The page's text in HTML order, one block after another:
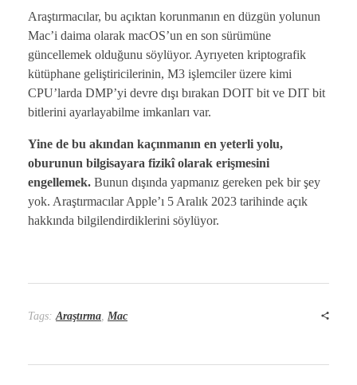
Araştırmacılar, bu açıktan korunmanın en düzgün yolunun
Mac’i daima olarak macOS’un en son sürümüne
güncellemek olduğunu söylüyor. Ayrıyeten kriptografik
kütüphane geliştiricilerinin, M3 işlemciler üzere kimi
CPU’larda DMP’yi devre dışı bırakan DOIT bit ve DIT bit
bitlerini ayarlayabilme imkanları var.
Yine de bu akından kaçınmanın en yeterli yolu,
oburunun bilgisayara fizikî olarak erişmesini
engellemek. Bunun dışında yapmanız gereken pek bir şey
yok. Araştırmacılar Apple’ı 5 Aralık 2023 tarihinde açık
hakkında bilgilendirdiklerini söylüyor.
Tags: Araştırma Mac